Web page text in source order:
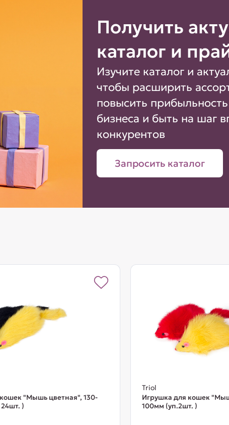
Получить
каталог и
Изучите каталог и
чтобы расширить
повысить
бизнеса и быть на шаг
конкурентов
Запросить каталог
"Мышь цветная", 130-
)
Triol
Игрушка для кошек
100мм (уп.2шт. )